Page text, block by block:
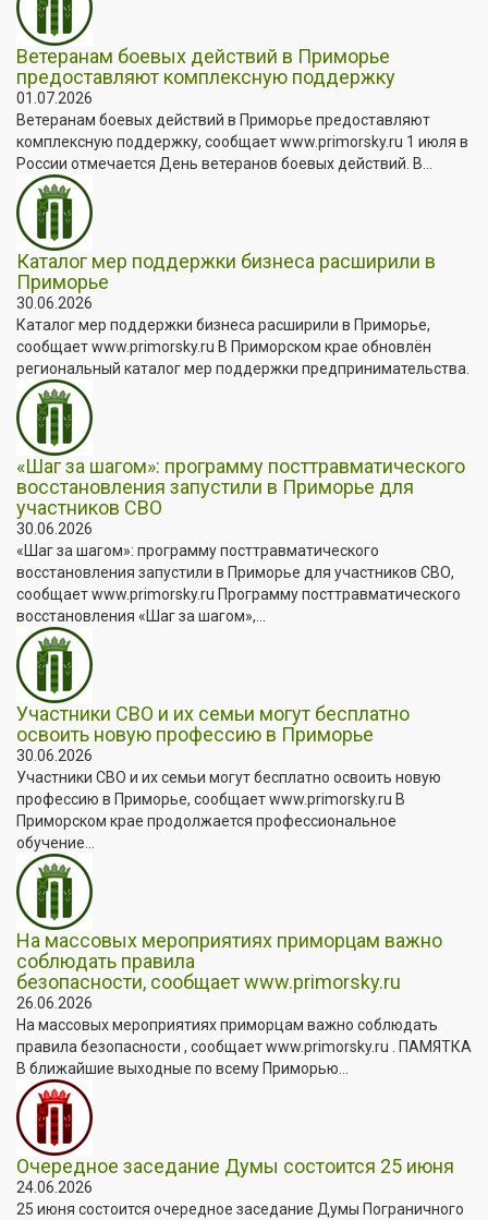
Ветеранам боевых действий в Приморье
предоставляют комплексную поддержку
01.07.2026
Ветеранам боевых действий в Приморье предоставляют
комплексную поддержку, сообщает www.primorsky.ru 1 июля в
России отмечается День ветеранов боевых действий. В...
Каталог мер поддержки бизнеса расширили в
Приморье
30.06.2026
Каталог мер поддержки бизнеса расширили в Приморье,
сообщает www.primorsky.ru В Приморском крае обновлён
региональный каталог мер поддержки предпринимательства.
«Шаг за шагом»: программу посттравматического
восстановления запустили в Приморье для
участников СВО
30.06.2026
«Шаг за шагом»: программу посттравматического
восстановления запустили в Приморье для участников СВО,
сообщает www.primorsky.ru Программу посттравматического
восстановления «Шаг за шагом»,...
Участники СВО и их семьи могут бесплатно
освоить новую профессию в Приморье
30.06.2026
Участники СВО и их семьи могут бесплатно освоить новую
профессию в Приморье, сообщает www.primorsky.ru В
Приморском крае продолжается профессиональное
обучение...
На массовых мероприятиях приморцам важно
соблюдать правила
безопасности, сообщает www.primorsky.ru
26.06.2026
На массовых мероприятиях приморцам важно соблюдать
правила безопасности , сообщает www.primorsky.ru . ПАМЯТКА
В ближайшие выходные по всему Приморью...
Очередное заседание Думы состоится 25 июня
24.06.2026
25 июня состоится очередное заседание Думы Пограничного